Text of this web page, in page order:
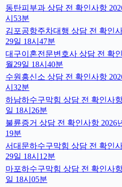
동탄피부과 상담 전 확인사항
시53분
김포공항주차대행 상담 전 확인
29일 18시47분
대구이혼전문변호사 상담 전 확
월29일 18시40분
수원흥신소 상담 전 확인사항
시32분
하남하수구막힘 상담 전 확인사
일 18시26분
불륜증거 상담 전 확인사항 2026
19분
서대문하수구막힘 상담 전 확인
29일 18시12분
마포하수구막힘 상담 전 확인사
일 18시05분